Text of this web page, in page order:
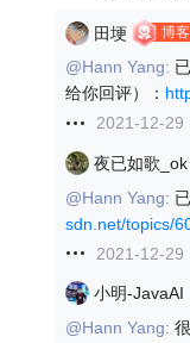
田埂 博
@Hann Yang:
给你回评）：
2021-12-29
夜已如歌_ok
@Hann Yang:
sdn.net/topics/
2021-12-29
小明-JavaAI
@Hann Yang: